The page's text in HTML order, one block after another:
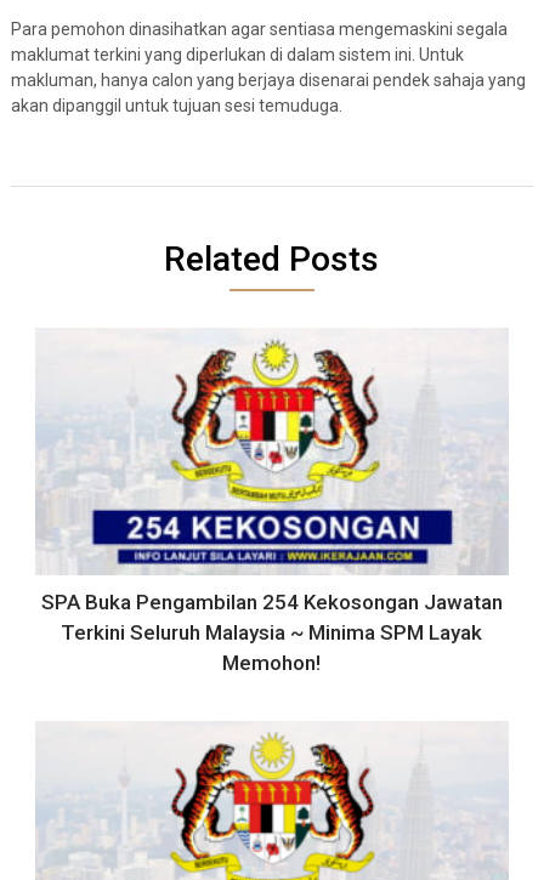
Para pemohon dinasihatkan agar sentiasa mengemaskini segala
maklumat terkini yang diperlukan di dalam sistem ini. Untuk
makluman, hanya calon yang berjaya disenarai pendek sahaja yang
akan dipanggil untuk tujuan sesi temuduga.
Related Posts
SPA Buka Pengambilan 254 Kekosongan Jawatan
Terkini Seluruh Malaysia ~ Minima SPM Layak
Memohon!